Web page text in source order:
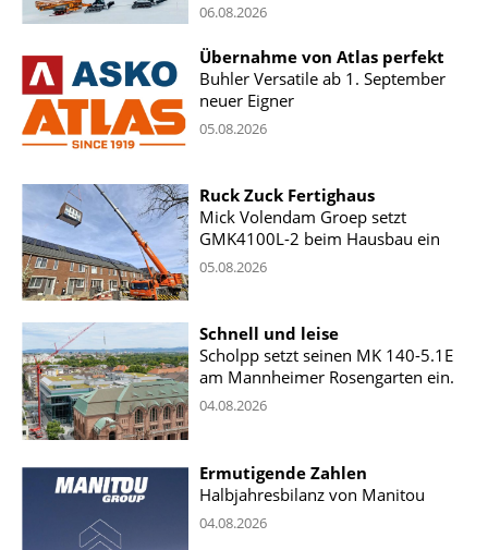
06.08.2026
Übernahme von Atlas perfekt
Buhler Versatile ab 1. September
neuer Eigner
05.08.2026
Ruck Zuck Fertighaus
Mick Volendam Groep setzt
GMK4100L-2 beim Hausbau ein
05.08.2026
Schnell und leise
Scholpp setzt seinen MK 140-5.1E
am Mannheimer Rosengarten ein.
04.08.2026
Ermutigende Zahlen
Halbjahresbilanz von Manitou
04.08.2026